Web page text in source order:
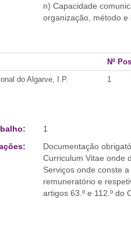
n) Capacidade
organização, método e
Nº
do Algarve, I.P.
1
1
Documentação
Curriculum Vitae onde
Serviços onde conste
remuneratório e
artigos 63.º e 112.º do